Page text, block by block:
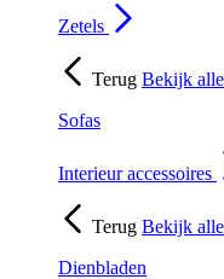
Zetels
Terug Bekijk
Sofas
Interieur accessoires
Terug Bekijk
Dienbladen